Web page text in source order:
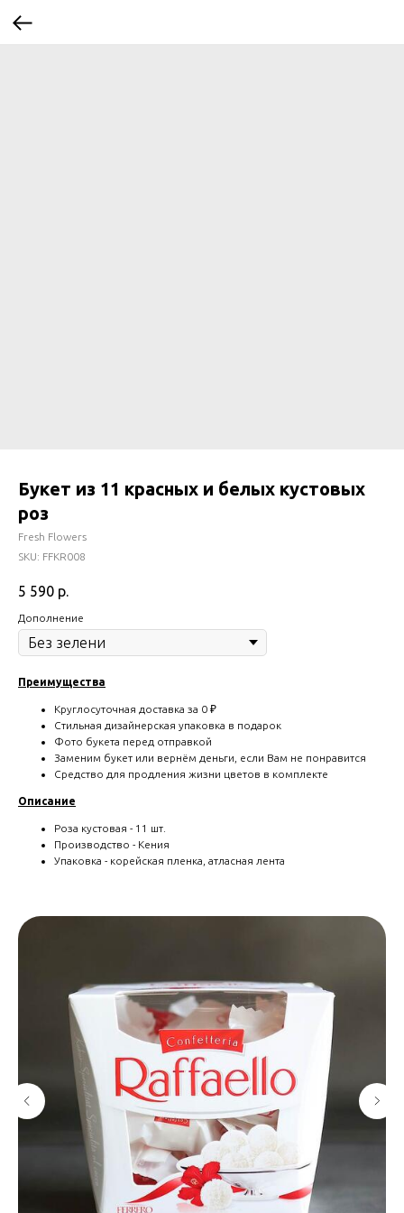
Букет из 11 красных и белых кустовых
роз
Fresh Flowers
SKU: FFKR008
5 590 р.
Дополнение
Преимущества
Круглосуточная доставка за 0 ₽
Стильная дизайнерская упаковка в подарок
Фото букета перед отправкой
Заменим букет или вернём деньги, если Вам не понравится
Средство для продления жизни цветов в комплекте
Описание
Роза кустовая - 11 шт.
Производство - Кения
Упаковка - корейская пленка, атласная лента